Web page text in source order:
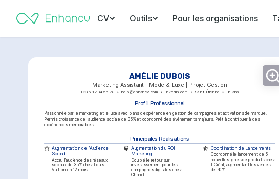
CV Outils Pour les organisations
AMÉLIE DUBOIS
Marketing Assistant | Mode & Luxe | Projet Gestion
+33 6 12 34 56 78 help@enhancv.com linkedin.com Saint-Étienne 35 ans
Profil Professionnel
Passionnée par le marketing et le luxe avec 5 ans d'expérience en gestion de campagnes et activations de marque.
Permis croissance de l'audience sociale de 35% et coordonné des événements majeurs. Prêt à contribuer à des
expériences mémorables.
Principales Réalisations
Augmentation de l'Audience
Sociale
Accru l'audience des réseaux
sociaux de 35% chez Louis
Vuitton en 12 mois.
Augmentation du ROI
Marketing
Doublé le retour sur
investissement pour les
campagnes digitales chez
Chanel.
Coordination de Lancements
Coordonné le lancement de 5
nouvelles lignes de produits chez
L'Oréal, augmentant les ventes
de 30%.